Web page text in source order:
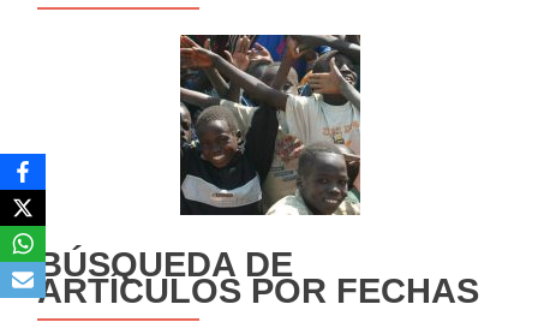
BÚSQUEDA DE
ARTÍCULOS POR FECHAS